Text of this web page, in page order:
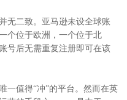
无二致。亚马逊未设全球账
个位于欧洲，一个位于北
号后无需重复注册即可在该
一值得“冲”的平台。然而在英